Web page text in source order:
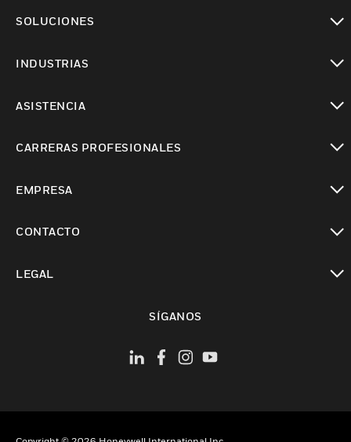
SOLUCIONES
INDUSTRIAS
ASISTENCIA
CARRERAS PROFESIONALES
EMPRESA
CONTACTO
LEGAL
SÍGANOS